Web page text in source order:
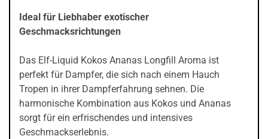
Ideal für Liebhaber exotischer
Geschmacksrichtungen
Das Elf-Liquid Kokos Ananas Longfill Aroma ist
perfekt für Dampfer, die sich nach einem Hauch
Tropen in ihrer Dampferfahrung sehnen. Die
harmonische Kombination aus Kokos und Ananas
sorgt für ein erfrischendes und intensives
Geschmackserlebnis.